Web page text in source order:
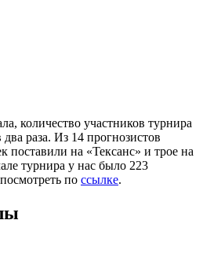
количество участников турнира
раза. Из 14 прогнозистов
поставили на «Тексанс» и трое на
турнира у нас было 223
по ссылке.